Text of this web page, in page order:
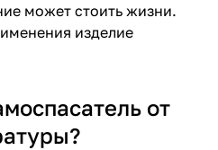
может стоить жизни.
изделие
от